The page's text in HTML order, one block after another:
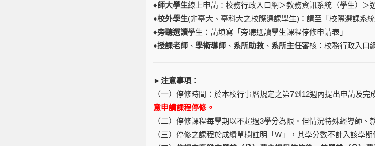
♦師大學生線上申請： 校務行政入口網 ＞教務資訊系統（學生）＞
♦校外學生(非臺大、臺科大之校際選課學生)：請至「 校際選課系統
♦旁聽選讀學生：請填寫「 旁聽選讀學生課程停修申請表 」
♦授課老師 、 學術導師 、 系所助教 、 系所主任審核： 校務行政入口
►注意事項：
（一）停修時間：於本校行事曆規定之第7到12週內提出申請及完
意申請課程停修。
（二）停修課程每學期以不超過3學分為限。但情況特殊經導師、
（三）停修之課程於成績單欄註明「W」，其學分數不計入該學期